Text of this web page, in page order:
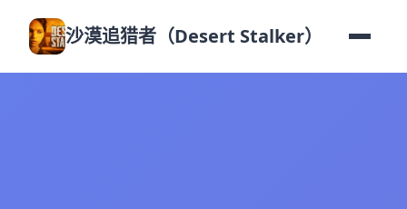
沙漠追猎者（Desert Stalker）